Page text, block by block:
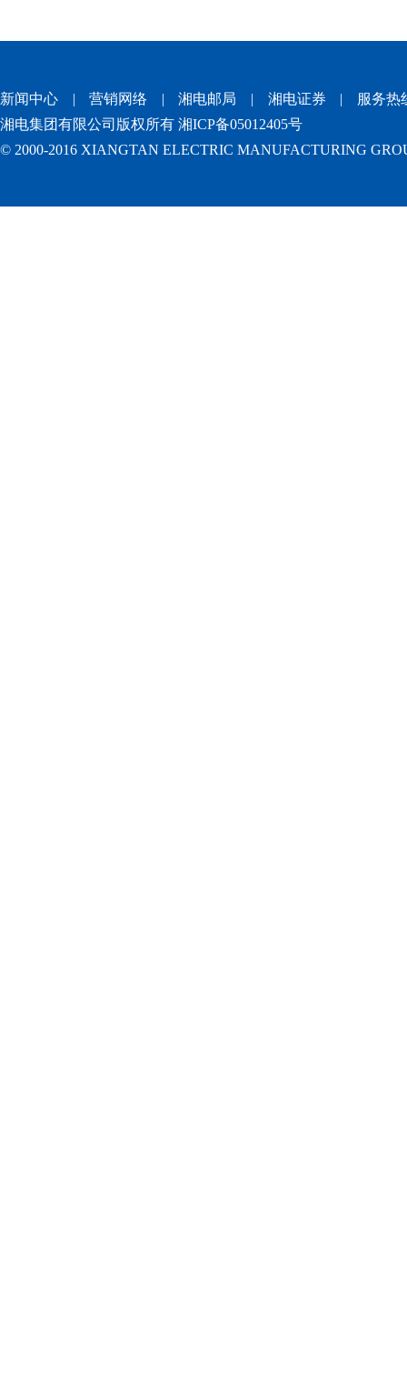
新闻中心 | 营销网络 | 湘电邮局 | 湘电证券 |
服务热
湘电集团有限公司版权所有 湘ICP备05012405号
© 2000-2016 XIANGTAN ELECTRIC MANUFACTURING